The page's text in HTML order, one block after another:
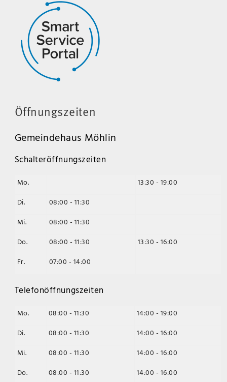
Öffnungszeiten
Gemeindehaus Möhlin
Schalteröffnungszeiten
Mo.
13:30 - 19:00
Di.
08:00 - 11:30
Mi.
08:00 - 11:30
Do.
08:00 - 11:30
13:30 - 16:00
Fr.
07:00 - 14:00
Telefonöffnungszeiten
Mo. 08:00 - 11:30
14:00 - 19:00
Di.
08:00 - 11:30
14:00 - 16:00
Mi.
08:00 - 11:30
14:00 - 16:00
Do.
08:00 - 11:30
14:00 - 16:00